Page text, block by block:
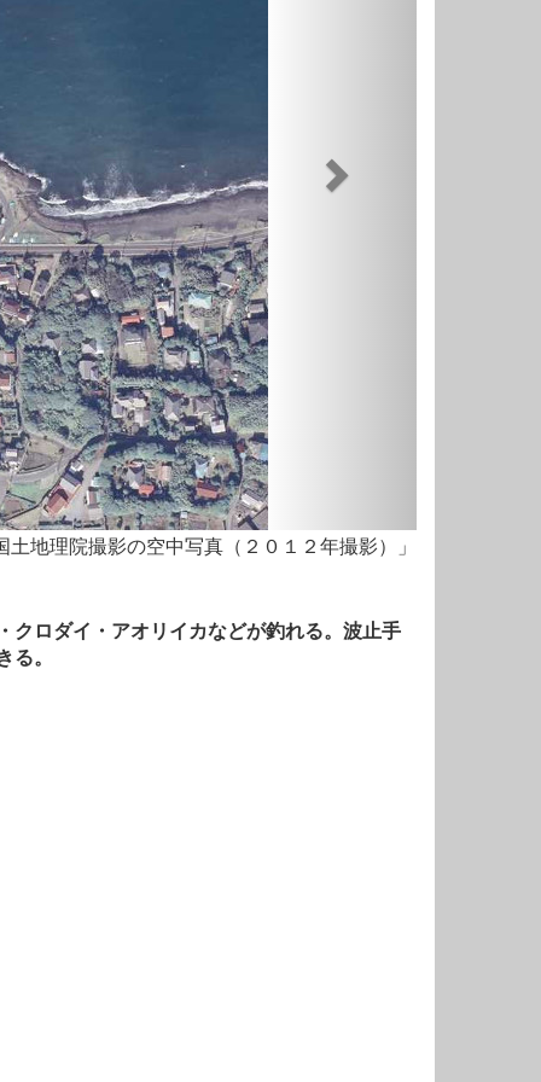
土地理院撮影の空中写真（２０１２年撮影）」
ロダイ・アオリイカなどが釣れる。波止手
。